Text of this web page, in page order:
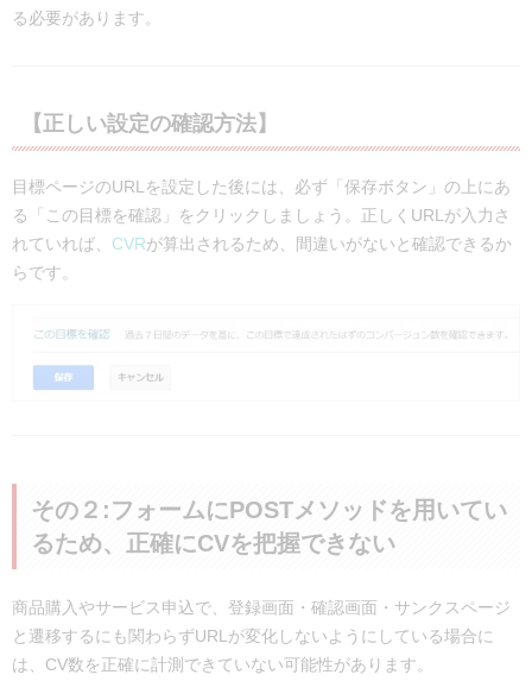
る必要があります。
【正しい設定の確認方法】
目標ページのURLを設定した後には、必ず「保存ボタン」の上にあ
る「この目標を確認」をクリックしましょう。 正しくURLが入力さ
れていれば、 CVRが算出されるため、間違いがないと確認できるか
らです。
その２:フォームにPOSTメソッドを用いてい
るため、正確にCVを把握できない
商品購入やサービス申込で、登録画面・確認画面・サンクスページ
と遷移するにも関わらずURLが変化しないようにしている場合に
は、CV数を正確に計測できていない可能性があります。